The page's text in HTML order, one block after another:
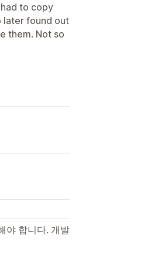
to copy
later found out
them. Not so
야 합니다. 개발